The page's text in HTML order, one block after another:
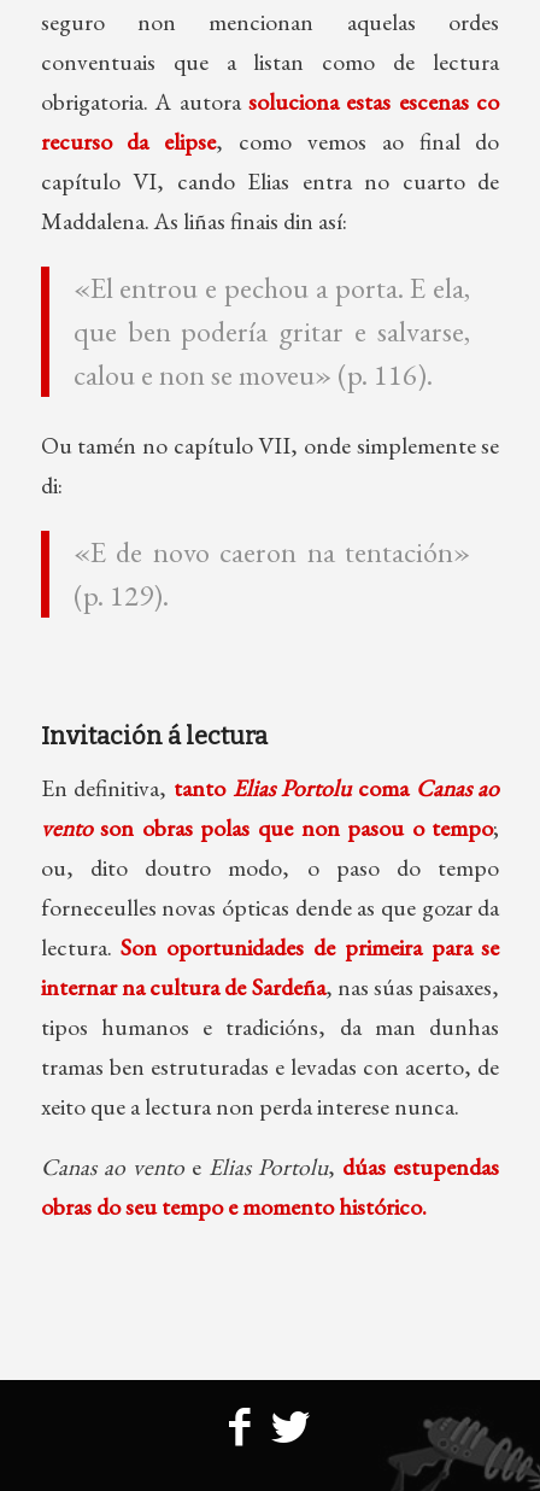
seguro non mencionan aquelas ordes
conventuais que a listan como de lectura
obrigatoria. A autora soluciona estas escenas co
recurso da elipse, como vemos ao final do
capítulo VI, cando Elias entra no cuarto de
Maddalena. As liñas finais din así:
«El entrou e pechou a porta. E ela,
que ben podería gritar e salvarse,
calou e non se moveu» (p. 116).
Ou tamén no capítulo VII, onde simplemente se
di:
«E de novo caeron na tentación»
(p. 129).
Invitación á lectura
En definitiva, tantoElias Portolucoma Canas ao
ventoson obras polas que non pasou o tempo;
ou, dito doutro modo, o paso do tempo
forneceulles novas ópticas dende as que gozar da
lectura.Son oportunidades de primeira para se
internar na cultura de Sardeña, nas súas paisaxes,
tipos humanos e tradicións, da man dunhas
tramas ben estruturadas e levadas con acerto, de
xeito que a lectura non perda interese nunca.
Canas ao ventoe Elias Portolu, dúas estupendas
obras do seu tempo e momento histórico.